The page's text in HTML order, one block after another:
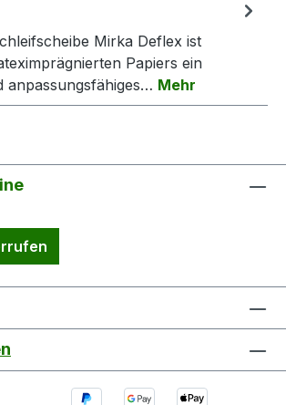
Mirka Deflex ist
Papiers ein
anpassungsfähiges… Mehr